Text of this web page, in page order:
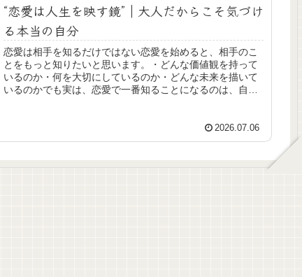
“恋愛は人生を映す鏡”｜大人だからこそ気づけ
る本当の自分
恋愛は相手を知るだけではない恋愛を始めると、相手のこ
とをもっと知りたいと思います。・どんな価値観を持って
いるのか・何を大切にしているのか・どんな未来を描いて
いるのかでも実は、恋愛で一番知ることになるのは、自分
2026.07.06